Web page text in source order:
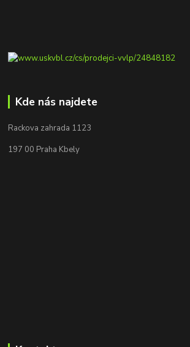
Kde nás najdete
Rackova zahrada 1123
197 00 Praha Kbely